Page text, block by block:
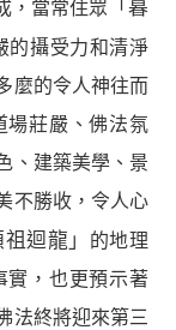
，當常住眾 「暮
的攝受力和清淨
麼的令人神往而
場莊嚴、佛法氛
、建築美學、景
不勝收，令人心
祖迴龍」 的地理
實，也更預示著
法終將迎來第三